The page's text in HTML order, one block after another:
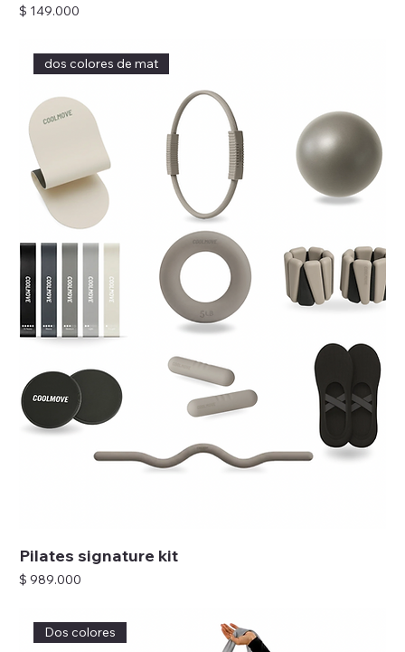
Precio
$ 149.000
dos colores de mat
Pilates signature kit
Precio
$ 989.000
Dos colores